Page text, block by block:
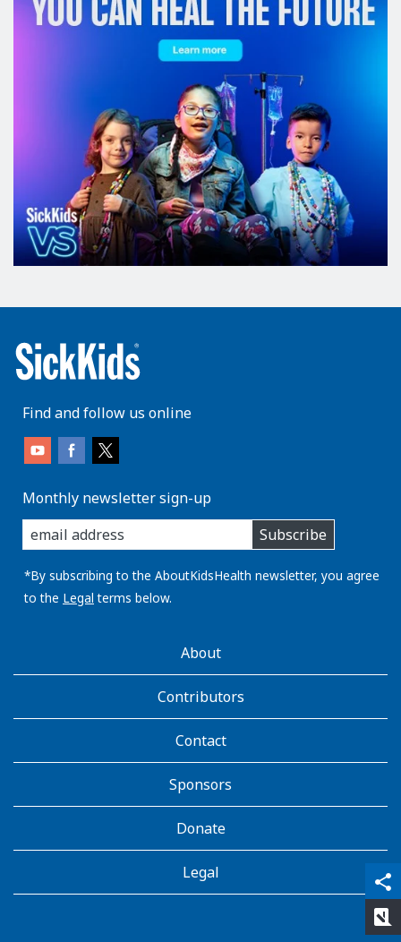
share
qr_code_scanner
content_copy
Find and follow us online
Monthly newsletter sign-up
enter
you
email
address:
Subscribe
*By subscribing to the AboutKidsHealth newsletter, you agree
to the Legal terms below.
AboutKidsHealthAbout
Contributors
Contact
Sponsors
Donate
Legal
rate_review